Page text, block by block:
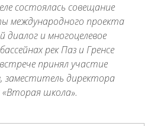
состоялась совещание
международного проекта
диалог и многоцелевое
рек Паз и Гренсе
принял участие
заместитель директора
школа».